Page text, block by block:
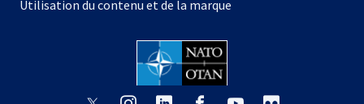
onglet
Utilisation du contenu et de la marque